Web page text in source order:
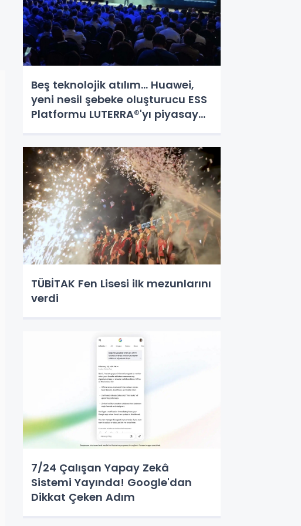
Beş teknolojik atılım... Huawei,
yeni nesil şebeke oluşturucu ESS
Platformu LUTERRA®'yı piyasaya
TÜBİTAK Fen Lisesi ilk mezunlarını
verdi
7/24 Çalışan Yapay Zekâ
Sistemi Yayında! Google'dan
Dikkat Çeken Adım